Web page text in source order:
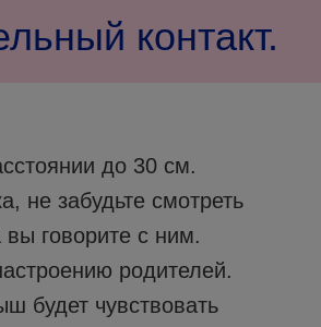
контакт.
до 30 см.
не забудьте смотреть
говорите с ним.
родителей.
будет чувствовать